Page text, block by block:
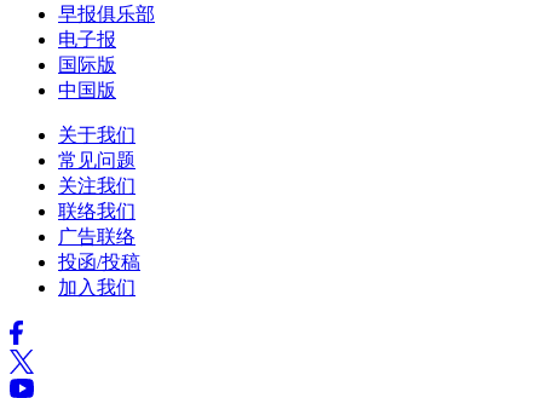
早报俱乐部
电子报
国际版
中国版
关于我们
常见问题
关注我们
联络我们
广告联络
投函/投稿
加入我们